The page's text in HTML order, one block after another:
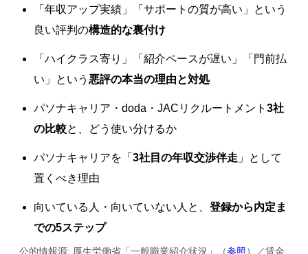
「年収アップ実績」「サポートの質が高い」という
良い評判の構造的な裏付け
「ハイクラス寄り」「紹介ペースが遅い」「門前払
い」という 悪評の本当の理由と対処
パソナキャリア・doda・JACリクルートメント 3社
の比較と、どう使い分けるか
パソナキャリアを「 3社目の年収交渉伴走 」として
置くべき理由
向いている人・向いていない人と、 登録から内定ま
での5ステップ
公的情報源: 厚生労働省「一般職業紹介状況」（参照）／賃金